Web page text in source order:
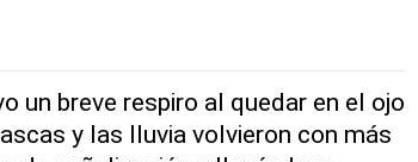
un breve respiro al quedar en el ojo
y las lluvia volvieron con más